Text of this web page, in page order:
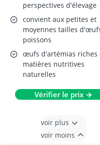
perspectives d'élevage
convient aux petites et
moyennes tailles
poissons
œufs d'artémias riches
matières nutritives
naturelles
Vérifier le prix →
voir plus
voir moins